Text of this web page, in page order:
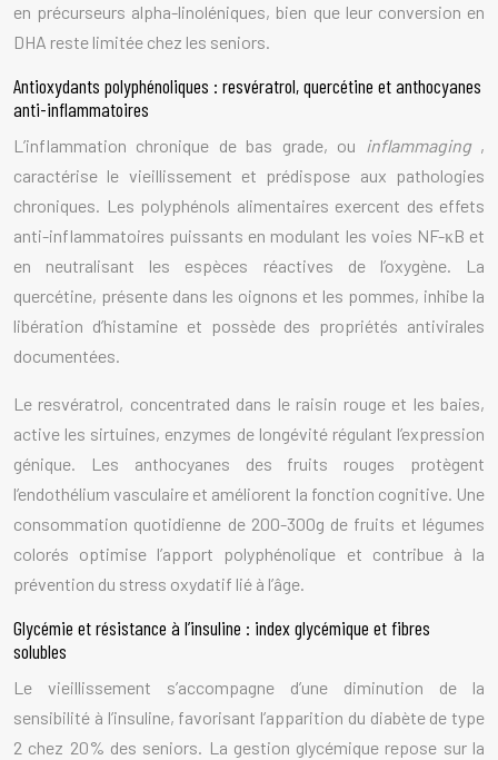
en précurseurs alpha-linoléniques, bien que leur conversion en
DHA reste limitée chez les seniors.
Antioxydants polyphénoliques : resvératrol, quercétine et anthocyanes
anti-inflammatoires
L’inflammation chronique de bas grade, ou inflammaging ,
caractérise le vieillissement et prédispose aux pathologies
chroniques. Les polyphénols alimentaires exercent des effets
anti-inflammatoires puissants en modulant les voies NF-κB et
en neutralisant les espèces réactives de l’oxygène. La
quercétine, présente dans les oignons et les pommes, inhibe la
libération d’histamine et possède des propriétés antivirales
documentées.
Le resvératrol, concentrated dans le raisin rouge et les baies,
active les sirtuines, enzymes de longévité régulant l’expression
génique. Les anthocyanes des fruits rouges protègent
l’endothélium vasculaire et améliorent la fonction cognitive. Une
consommation quotidienne de 200-300g de fruits et légumes
colorés optimise l’apport polyphénolique et contribue à la
prévention du stress oxydatif lié à l’âge.
Glycémie et résistance à l’insuline : index glycémique et fibres
solubles
Le vieillissement s’accompagne d’une diminution de la
sensibilité à l’insuline, favorisant l’apparition du diabète de type
2 chez 20% des seniors. La gestion glycémique repose sur la